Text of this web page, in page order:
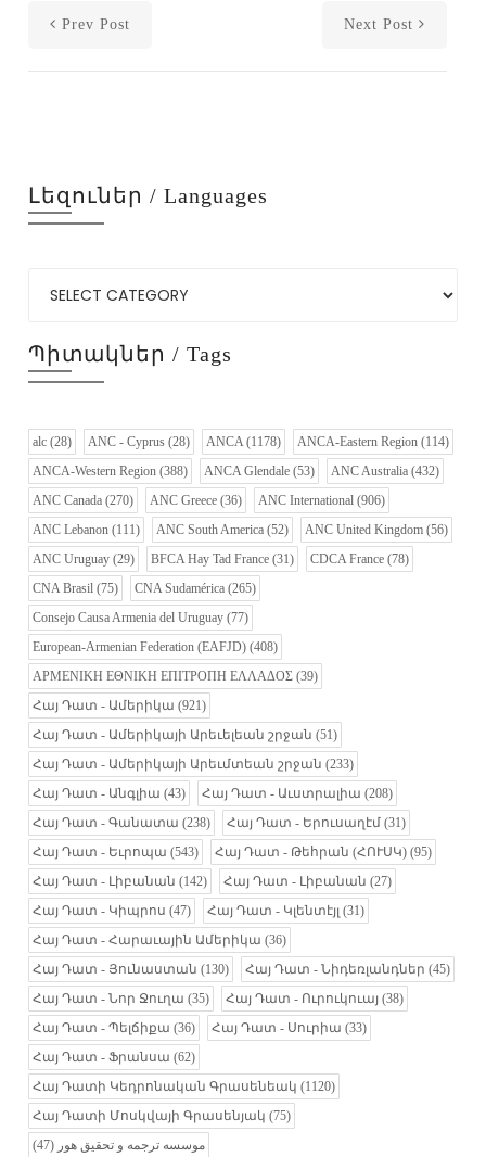
Prev Post Next Post
Լեզուներ / Languages
Պիտակներ / Tags
alc (28) ANC - Cyprus (28) ANCA(1178) ANCA-Eastern Region (114)
ANCA-Western Region (388) ANCA Glendale (53) ANC Australia (432)
ANC Canada (270) ANC Greece (36) ANC International (906)
ANC Lebanon (111) ANC South America (52) ANC United Kingdom (56)
ANC Uruguay (29) BFCA Hay Tad France (31) CDCA France (78)
CNA Brasil (75) CNA Sudamérica (265)
Consejo Causa Armenia del Uruguay (77)
European-Armenian Federation (EAFJD) (408)
ΑΡΜΕΝΙΚΗ ΕΘΝΙΚΗ ΕΠΙΤΡΟΠΗ ΕΛΛΑΔΟΣ (39)
Հայ Դատ - Ամերիկա (921)
Հայ Դատ - Ամերիկայի Արեւելեան շրջան (51)
Հայ Դատ - Ամերիկայի Արեւմտեան շրջան (233)
Հայ Դատ - Անգլիա (43) Հայ Դատ - Աւստրալիա (208)
Հայ Դատ - Գանատա (238) Հայ Դատ - Երուսաղէմ (31)
Հայ Դատ - Եւրոպա (543) Հայ Դատ - Թեհրան (ՀՈՒՍԿ) (95)
Հայ Դատ - Լիբանան (142) Հայ Դատ - Լիբանան (27)
Հայ Դատ - Կիպրոս (47) Հայ Դատ - Կլենտէյլ (31)
Հայ Դատ - Հարաւային Ամերիկա (36)
Հայ Դատ - Յունաստան (130) Հայ Դատ - Նիդեռլանդներ (45)
Հայ Դատ - Նոր Ջուղա (35) Հայ Դատ - Ուրուկուայ (38)
Հայ Դատ - Պելճիքա (36) Հայ Դատ - Սուրիա (33)
Հայ Դատ - Ֆրանսա (62)
Հայ Դատի Կեդրոնական Գրասենեակ (1120)
Հայ Դատի Մոսկվայի Գրասենյակ (75)
موسسه ترجمه و تحقیق هور (47)